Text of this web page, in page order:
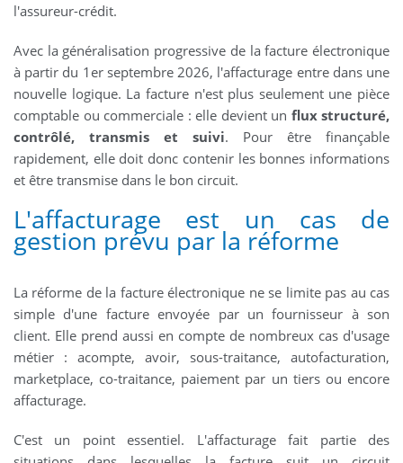
l'assureur-crédit.
Avec la généralisation progressive de la facture électronique
à partir du 1er septembre 2026, l'affacturage entre dans une
nouvelle logique. La facture n'est plus seulement une pièce
comptable ou commerciale : elle devient un flux structuré,
contrôlé, transmis et suivi. Pour être finançable
rapidement, elle doit donc contenir les bonnes informations
et être transmise dans le bon circuit.
L'affacturage est un cas de
gestion prévu par la réforme
La réforme de la facture électronique ne se limite pas au cas
simple d'une facture envoyée par un fournisseur à son
client. Elle prend aussi en compte de nombreux cas d'usage
métier : acompte, avoir, sous-traitance, autofacturation,
marketplace, co-traitance, paiement par un tiers ou encore
affacturage.
C'est un point essentiel. L'affacturage fait partie des